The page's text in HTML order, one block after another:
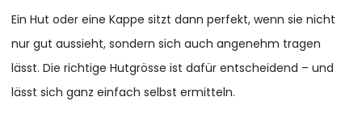
Ein Hut oder eine Kappe sitzt dann perfekt, wenn sie nicht
nur gut aussieht, sondern sich auch angenehm tragen
lässt. Die richtige Hutgrösse ist dafür entscheidend – und
lässt sich ganz einfach selbst ermitteln.